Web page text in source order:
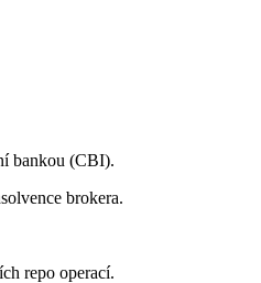
bankou (CBI).
brokera.
repo operací.